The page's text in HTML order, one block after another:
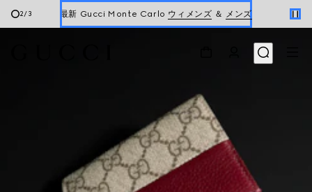
2/3 最新 Gucci Monte Carlo ウィメンズ ＆ メンズ